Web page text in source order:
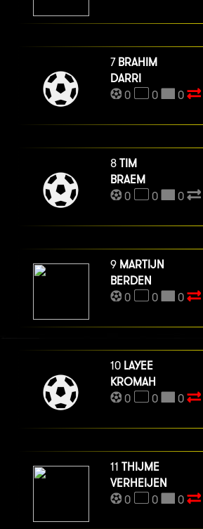
7 BRAHIM
DARRI
0
0 0
8 TIM
BRAEM
0
0 0
9 MARTIJN
BERDEN
0
0 0
10 LAYEE
KROMAH
0
0 0
11 THIJME
VERHEIJEN
0
0 0